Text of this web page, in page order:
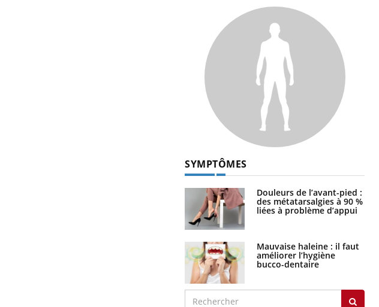
SYMPTÔMES
Douleurs de l’avant-pied :
des métatarsalgies à 90 %
liées à problème d’appui
Mauvaise haleine : il faut
améliorer l’hygiène
bucco-dentaire